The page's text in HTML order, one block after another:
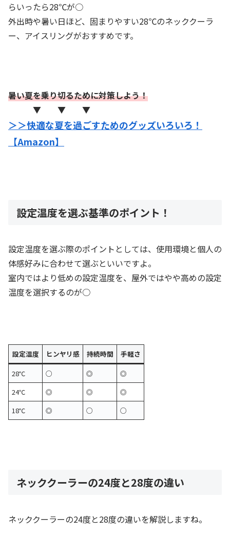
らいったら28℃が○
外出時や暑い日ほど、固まりやすい28℃のネッククーラ
ー、アイスリングがおすすめです。
暑い夏を乗り切るために対策しよう！
▼ ▼ ▼
＞＞快適な夏を過ごすためのグッズいろいろ！
【Amazon】
設定温度を選ぶ基準のポイント！
設定温度を選ぶ際のポイントとしては、使用環境と個人の
体感好みに合わせて選ぶといいですよ。
室内ではより低めの設定温度を、屋外ではやや高めの設定
温度を選択するのが○
設定温度 ヒンヤリ感 持続時間
手軽さ
28℃
○ ◎
◎
24℃
◎ ◎
◎
18℃
◎ ○ ○
ネッククーラーの24度と28度の違い
ネッククーラーの24度と28度の違いを解説しますね。